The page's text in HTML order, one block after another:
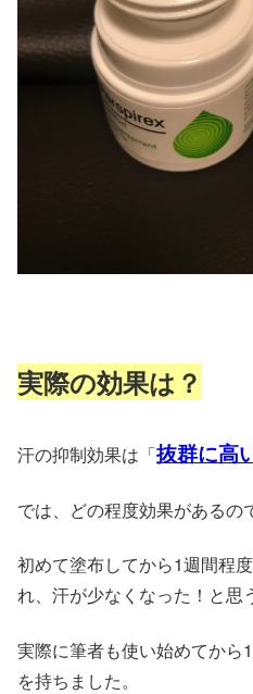
実際の効果は？
汗の抑制効果は「抜群に高
では、どの程度効果があるの
初めて塗布してから1週間程
れ、汗が少なくなった！と思
実際に筆者も使い始めてから
を持ちました。